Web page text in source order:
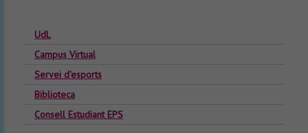
UdL
Campus Virtual
Servei d'esports
Biblioteca
Consell Estudiant EPS